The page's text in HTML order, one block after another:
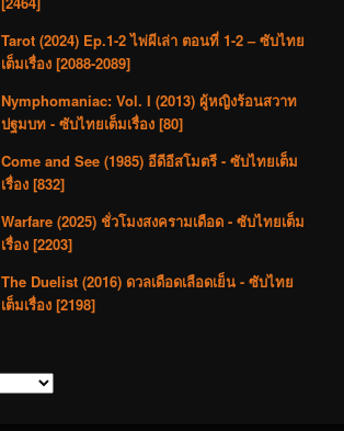
Tarot (2024) Ep.1-2 ไพ่ผีเล่า ตอนที่ 1-2 – ซับไทย
เต็มเรื่อง [2088-2089]
Nymphomaniac: Vol. I (2013) ผู้หญิงร้อนสวาท
ปฐมบท - ซับไทยเต็มเรื่อง [80]
Come and See (1985) อีดีอีสโมตรี - ซับไทยเต็ม
เรื่อง [832]
Warfare (2025) ชั่วโมงสงครามเดือด - ซับไทยเต็ม
เรื่อง [2203]
The Duelist (2016) ดวลเดือดเลือดเย็น - ซับไทย
เต็มเรื่อง [2198]